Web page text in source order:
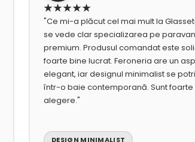
★★★★★
"Ce mi-a plăcut cel mai mult la
se vede clar specializarea pe
premium. Produsul comandat este
foarte bine lucrat. Feroneria are un
elegant, iar designul minimalist se
într-o baie contemporană. Sunt
alegere."
DESIGN MINIMALIST